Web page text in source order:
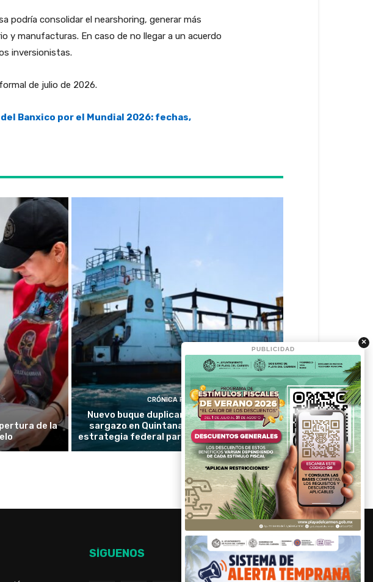
podría consolidar el nearshoring, generar más
manufacturas. En caso de no llegar a un acuerdo
inversionistas.
de julio de 2026.
Banxico por el Mundial 2026: fechas,
de la
CRÓNICA RIVIERA
Nuevo buque duplicará la recolección de
sargazo en Quintana Roo y reforzará la
estrategia federal para proteger las playas
SÍGUENOS
×
PUBLICIDAD